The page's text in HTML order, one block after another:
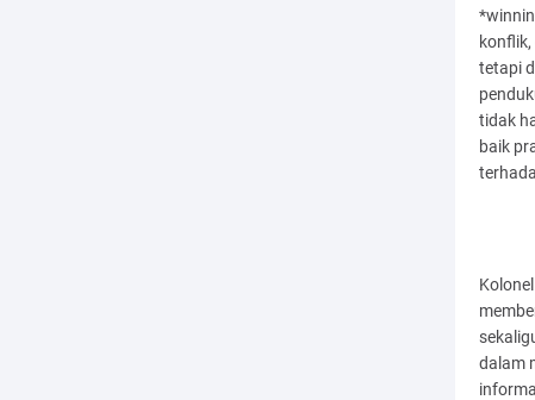
tetapi
tidak
baik
dalam